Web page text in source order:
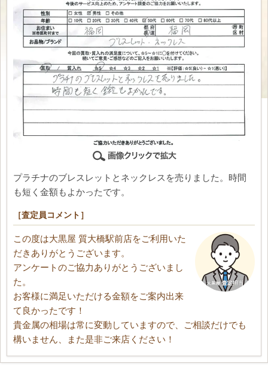
プラチナのブレスレットとネックレスを売りました。時間
も短く金額もよかったです。
［査定員コメント］
この度は大黒屋 質大橋駅前店をご利用いた
だきありがとうございます。
アンケートのご協力ありがとうございまし
た。
お客様に満足いただける金額をご案内出来
て良かったです！
貴金属の相場は常に変動していますので、ご相談だけでも
構いません、また是非ご来店ください！